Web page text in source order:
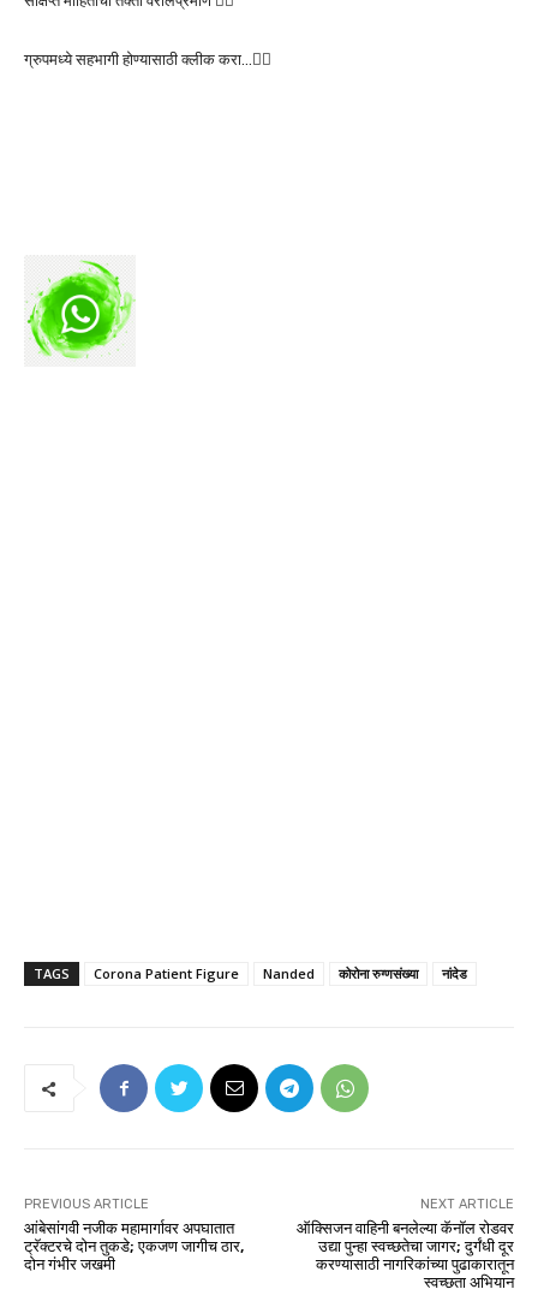
ग्रुपमध्ये सहभागी होण्यासाठी क्लीक करा…👆🏻
TAGS Corona Patient Figure Nanded कोरोना रुग्णसंख्या नांदेड
PREVIOUS ARTICLE
आंबेसांगवी नजीक महामार्गावर अपघातात
ट्रॅक्टरचे दोन तुकडे; एकजण जागीच ठार,
दोन गंभीर जखमी
NEXT ARTICLE
ऑक्सिजन वाहिनी बनलेल्या कॅनॉल रोडवर
उद्या पुन्हा स्वच्छतेचा जागर; दुर्गंधी दूर
करण्यासाठी नागरिकांच्या पुढाकारातून
स्वच्छता अभियान